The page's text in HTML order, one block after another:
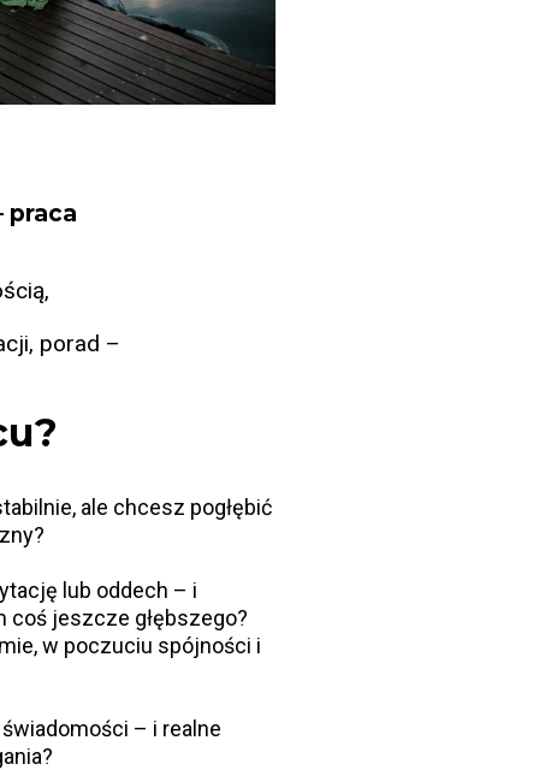
praca
porad –
ale chcesz pogłębić
lub oddech – i
jeszcze głębszego?
w poczuciu spójności i
– i realne